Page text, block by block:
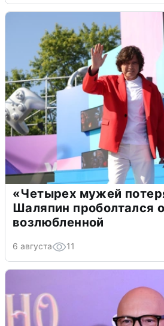
«Четырех мужей
Шаляпин проболтался
возлюбленной
6 августа 11